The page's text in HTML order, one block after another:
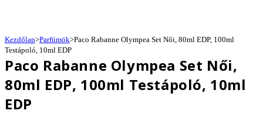
Kezdőlap>Parfümök>Paco Rabanne Olympea Set Női, 80ml EDP, 100ml
Testápoló, 10ml EDP
Paco Rabanne Olympea Set Női,
80ml EDP, 100ml Testápoló, 10ml
EDP